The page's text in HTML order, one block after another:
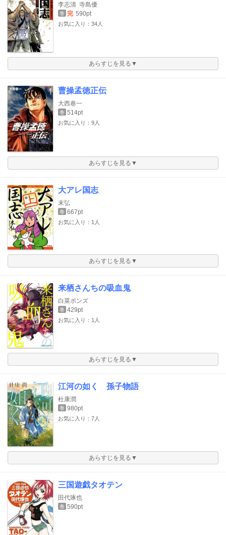
李志清 寺島優
巻 完 590pt
お気に入り：34人
あらすじを見る▼
曹操孟徳正伝
大西巷一
巻 514pt
お気に入り：9人
あらすじを見る▼
大アレ国志
末弘
巻 667pt
お気に入り：1人
あらすじを見る▼
来栖さんちの吸血鬼
白菜ポンズ
巻 429pt
お気に入り：1人
あらすじを見る▼
江河の如く 孫子物語
杜康潤
巻 980pt
お気に入り：7人
あらすじを見る▼
三国遊戯タオテン
田代琢也
巻 590pt